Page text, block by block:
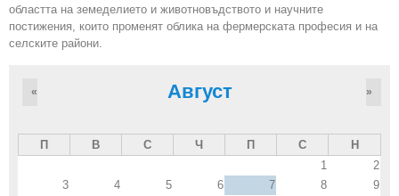
областта на земеделието и животновъдството и научните
постижения, които променят облика на фермерската професия и на
селските райони.
Август
« »
П В С Ч П С
Н
1
2
3
4 5 6 7 8
9